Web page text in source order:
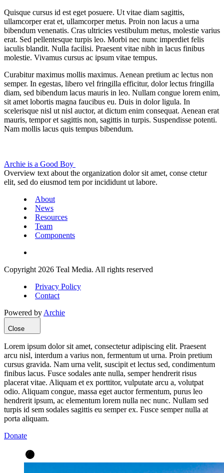
Quisque cursus id est eget posuere. Ut vitae diam sagittis,
ullamcorper erat et, ullamcorper metus. Proin non lacus a urna
bibendum venenatis. Cras ultricies vestibulum metus, molestie varius
erat. Sed pellentesque turpis leo. Morbi nec nunc imperdiet felis
iaculis blandit. Nulla facilisi. Praesent vitae nibh in lacus finibus
molestie. Vivamus cursus ac ipsum vitae tempus.
Curabitur maximus mollis maximus. Aenean pretium ac lectus non
semper. In egestas, libero vel fringilla efficitur, dolor lectus fringilla
diam, sed bibendum lacus mauris in leo. Nullam congue lorem enim,
sit amet lobortis magna faucibus eu. Duis in dolor ligula. In
scelerisque nisl ut nisl auctor, at dictum enim consequat. Aenean erat
mauris, tempor et sagittis non, sagittis in turpis. Suspendisse potenti.
Nam mollis lacus quis tempus bibendum.
Archie is a Good Boy
Overview text about the organization dolor sit amet, conse ctetur
elit, sed do eiusmod tem por incididunt ut labore.
About
News
Resources
Team
Components
Copyright 2026 Teal Media. All rights reserved
Privacy Policy
Contact
Powered by Archie
Close
Lorem ipsum dolor sit amet, consectetur adipiscing elit. Praesent
arcu nisl, interdum a varius non, fermentum ut urna. Proin pretium
cursus gravida. Nam urna velit, suscipit et lectus sed, condimentum
finibus lacus. Fusce sodales ante nulla, semper hendrerit risus
placerat vitae. Aliquam et ex porttitor, vulputate arcu a, volutpat
odio. Aliquam congue, massa eget auctor fermentum, purus leo
hendrerit ipsum, ac elementum lorem nulla nec nunc. Nullam sed
turpis id sem sodales sagittis eu semper ex. Fusce semper nulla at
porta aliquam.
Donate